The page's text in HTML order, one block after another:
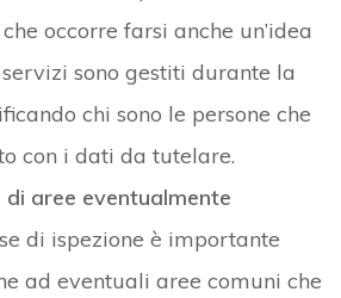
occorre farsi anche un’idea
sono gestiti durante la
chi sono le persone che
con i dati da tutelare.
aree eventualmente
di ispezione è importante
ad eventuali aree comuni che